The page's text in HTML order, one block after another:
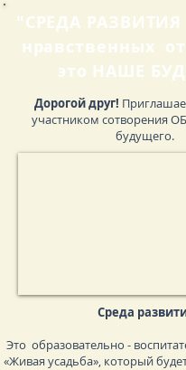
"СРЕДА РАЗВИТИЯ
нравственных
это НАШЕ
Дорогой друг!
участником сотворения
будущего.
Среда
Это образовательно -
«Живая усадьба», который